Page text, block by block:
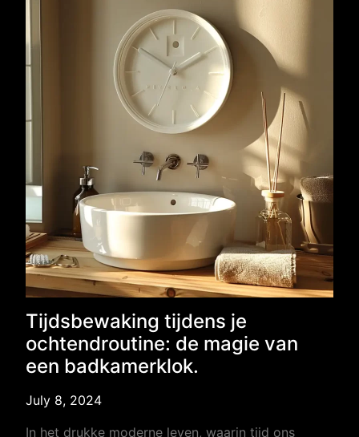
Tijdsbewaking tijdens je
ochtendroutine: de magie van
een badkamerklok.
July 8, 2024
In het drukke moderne leven, waarin tijd ons